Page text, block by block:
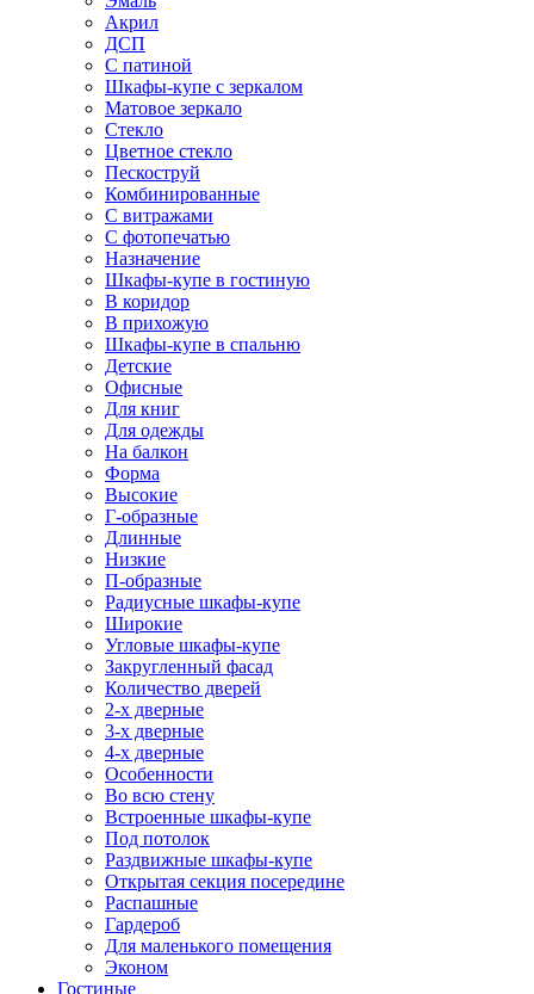
Акрил
ДСП
С патиной
Шкафы-купе с зеркалом
Матовое зеркало
Стекло
Цветное стекло
Пескоструй
Комбинированные
С витражами
С фотопечатью
Назначение
Шкафы-купе в гостиную
В коридор
В прихожую
Шкафы-купе в спальню
Детские
Офисные
Для книг
Для одежды
На балкон
Форма
Высокие
Г-образные
Длинные
Низкие
П-образные
Радиусные шкафы-купе
Широкие
Угловые шкафы-купе
Закругленный фасад
Количество дверей
2-х дверные
3-х дверные
4-х дверные
Особенности
Во всю стену
Встроенные шкафы-купе
Под потолок
Раздвижные шкафы-купе
Открытая секция посередине
Распашные
Гардероб
Для маленького помещения
Эконом
Гостиные